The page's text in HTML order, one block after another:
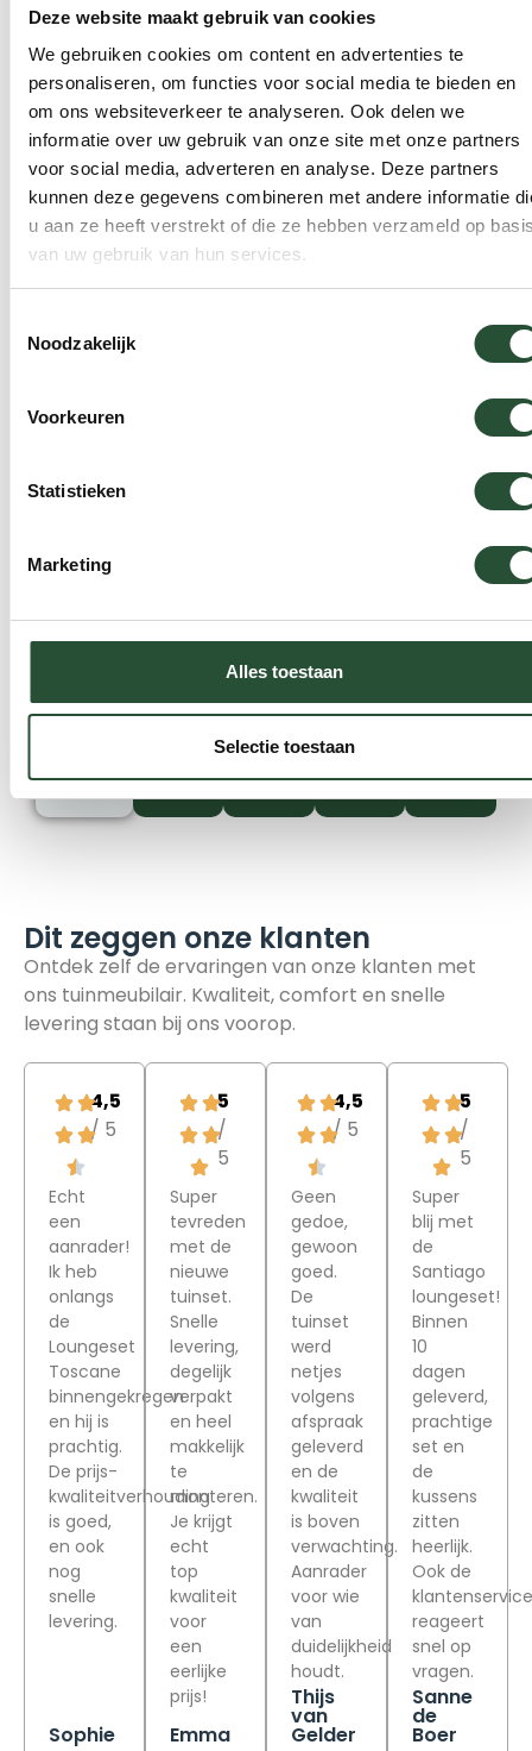
Deze website maakt gebruik van cookies
We gebruiken cookies om content en advertenties te
personaliseren, om functies voor social media te bieden en
om ons websiteverkeer te analyseren. Ook delen we
informatie over uw gebruik van onze site met onze partners
voor social media, adverteren en analyse. Deze partners
kunnen deze gegevens combineren met andere informatie
u aan ze heeft verstrekt of die ze hebben verzameld op
van uw gebruik van hun services.
Noodzakelijk
Voorkeuren
Statistieken
Marketing
Alles toestaan
Selectie toestaan
Een mooie tuin is fijn, maar een mooie planeet is
belangrijker. Duurzaamheid zit daarom verweven
in alles wat we doen: van de keuze van onze
producenten tot de materialen die we
selecteren. We werken voortdurend aan een
assortiment waar je met een gerust hart van
geniet, vandaag en over twintig jaar.
HET TEAM
Ontmoet onze
specialisten
Bouwmeester
Specialist
Braakman
Klantenservice
Eddie
B
Loungeset
specialist
Rick
Timmerman
Magazijn
Dit zeggen onze klanten​
Ontdek zelf de ervaringen van onze klanten met
ons tuinmeubilair. Kwaliteit, comfort en snelle
levering staan ​​bij ons voorop.
4,5
/ 5
Echt
een
aanrader!
Ik heb
onlangs
de
Loungeset
Toscane
binnengekregen
en hij is
prachtig.
De prijs-
kwaliteitverhouding
is goed,
en ook
nog
snelle
levering.
Sophie
5
/
5
Super
tevreden
met de
nieuwe
tuinset.
Snelle
levering,
degelijk
verpakt
en heel
makkelijk
te
monteren.
Je krijgt
echt
top
kwaliteit
voor
een
eerlijke
prijs!
Emma
4,5
/ 5
Geen
gedoe,
gewoon
goed.
De
tuinset
werd
netjes
volgens
afspraak
geleverd
en de
kwaliteit
is boven
verwachting.
Aanrader
voor wie
van
duidelijkheid
houdt.
Thijs
van
Gelder
5
/
5
Super
blij met
de
Santiago
loungeset!
Binnen
10
dagen
geleverd,
prachtige
set en
de
kussens
zitten
heerlijk.
Ook de
klantenservice
reageert
snel op
vragen.
Sanne
de
Boer